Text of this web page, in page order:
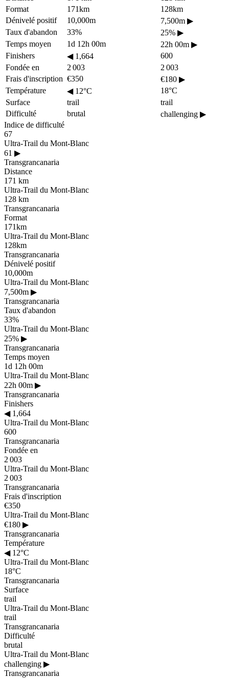
Format
171km
128km
Dénivelé positif
10,000m 7,500m ▶
Taux d'abandon
33% 25% ▶
Temps moyen
1d 12h 00m 22h 00m ▶
Finishers
◀1,664
600
Fondée en
2 003
2 003
Frais d'inscription €350 €180 ▶
Température
◀12°C
18°C
Surface
trail
trail
Difficulté
brutal challenging ▶
Indice de difficulté
67
Ultra-Trail du Mont-Blanc
61 ▶
Transgrancanaria
Distance
171 km
Ultra-Trail du Mont-Blanc
128 km
Transgrancanaria
Format
171km
Ultra-Trail du Mont-Blanc
128km
Transgrancanaria
Dénivelé positif
10,000m
Ultra-Trail du Mont-Blanc
7,500m ▶
Transgrancanaria
Taux d'abandon
33%
Ultra-Trail du Mont-Blanc
25% ▶
Transgrancanaria
Temps moyen
1d 12h 00m
Ultra-Trail du Mont-Blanc
22h 00m ▶
Transgrancanaria
Finishers
◀1,664
Ultra-Trail du Mont-Blanc
600
Transgrancanaria
Fondée en
2 003
Ultra-Trail du Mont-Blanc
2 003
Transgrancanaria
Frais d'inscription
€350
Ultra-Trail du Mont-Blanc
€180 ▶
Transgrancanaria
Température
◀12°C
Ultra-Trail du Mont-Blanc
18°C
Transgrancanaria
Surface
trail
Ultra-Trail du Mont-Blanc
trail
Transgrancanaria
Difficulté
brutal
Ultra-Trail du Mont-Blanc
challenging ▶
Transgrancanaria